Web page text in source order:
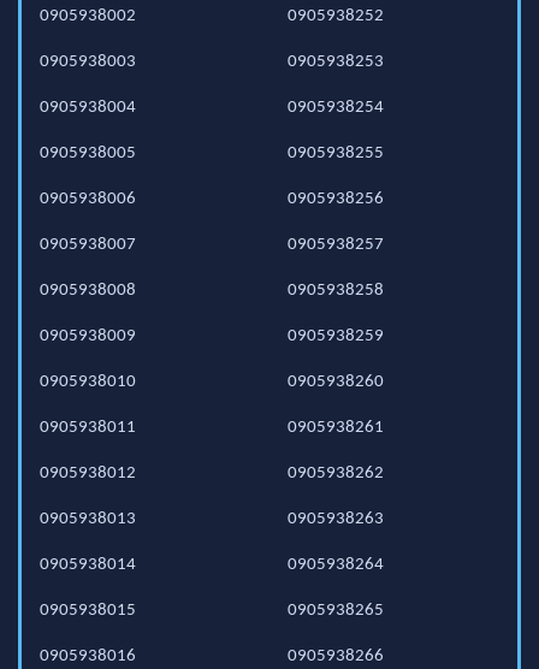
0905938002
0905938003
0905938004
0905938005
0905938006
0905938007
0905938008
0905938009
0905938010
0905938011
0905938012
0905938013
0905938014
0905938015
0905938016
0905938252
0905938253
0905938254
0905938255
0905938256
0905938257
0905938258
0905938259
0905938260
0905938261
0905938262
0905938263
0905938264
0905938265
0905938266